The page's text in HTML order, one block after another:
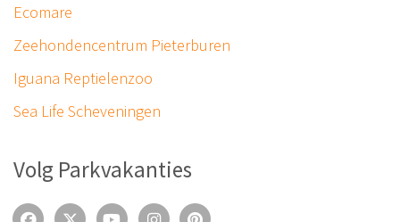
Ecomare
Zeehondencentrum Pieterburen
Iguana Reptielenzoo
Sea Life Scheveningen
Volg Parkvakanties